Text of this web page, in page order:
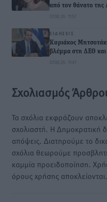
από τον θάνατο της
07.08.26 · 11:57
ΕΙΔΉΣΕΙΣ
Κυριάκος
βλέμμα στη ΔΕΘ και
07.08.26 · 11:47
Σχολιασμός
Τα σχόλια εκφράζουν
σχολιαστή. Η Δημοκρατική
απόψεις. Διατηρούμε το
σχόλια θεωρούμε
καμμία προειδοποίηση.
όρους χρήσης αποκλείονται.